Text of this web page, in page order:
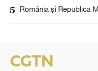
5 România și Republica